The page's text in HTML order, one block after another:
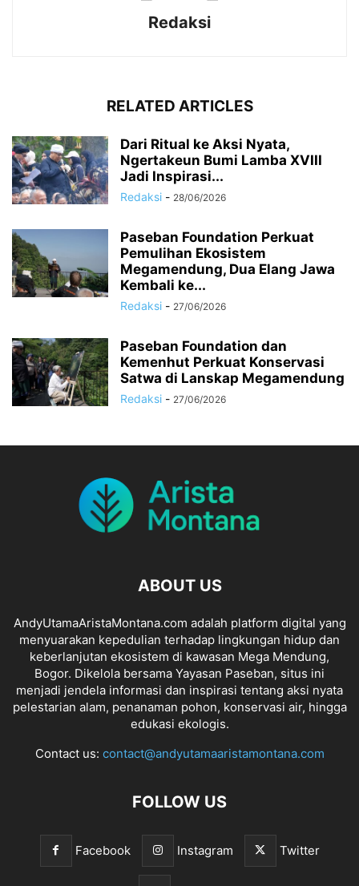
Redaksi
RELATED ARTICLES
Dari Ritual ke Aksi Nyata,
Ngertakeun Bumi Lamba XVIII
Jadi Inspirasi...
Redaksi - 28/06/2026
Paseban Foundation Perkuat
Pemulihan Ekosistem
Megamendung, Dua Elang Jawa
Kembali ke...
Redaksi - 27/06/2026
Paseban Foundation dan
Kemenhut Perkuat Konservasi
Satwa di Lanskap Megamendung
Redaksi - 27/06/2026
ABOUT US
AndyUtamaAristaMontana.com adalah platform digital yang
menyuarakan kepedulian terhadap lingkungan hidup dan
keberlanjutan ekosistem di kawasan Mega Mendung,
Bogor. Dikelola bersama Yayasan Paseban, situs ini
menjadi jendela informasi dan inspirasi tentang aksi nyata
pelestarian alam, penanaman pohon, konservasi air, hingga
edukasi ekologis.
Contact us: contact@andyutamaaristamontana.com
FOLLOW US
Facebook Instagram Twitter